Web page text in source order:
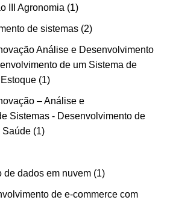
III Agronomia 1
de sistemas 2
Análise e Desenvolvimento
de um Sistema de
1
– Análise e
Sistemas - Desenvolvimento de
Saúde 1
de dados em nuvem 1
de e-commerce com